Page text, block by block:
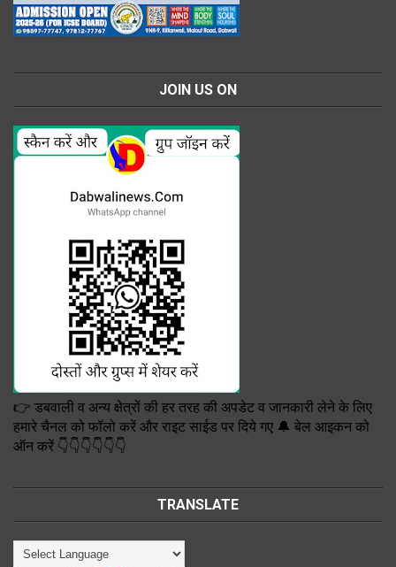
JOIN US ON
👉 डबवाली व अन्य क्षेत्रों की हर तरह की अपडेट व जानकारी लेने के लिए
हमारे चैनल को फॉलो करें और राइट साईड पर दिये गए 🔔 बेल आइकन को
ऑन करें 👇👇👇👇👇👇
TRANSLATE